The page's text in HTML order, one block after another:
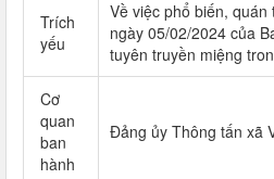
Trích
yếu
Về việc phổ biến,
ngày 05/02/2024 của
tuyên truyền miệng
Cơ
quan
ban
hành
Đảng ủy Thông tấn xã